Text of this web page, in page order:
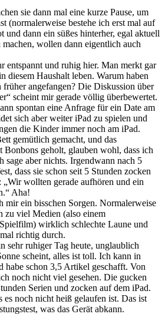
sie dann mal eine kurze Pause, um
(normalerweise bestehe ich erst mal auf
und dann ein süßes hinterher, egal aktuell
wollen dann eigentlich auch
entspannt und ruhig hier. Man merkt gar
diesem Haushalt leben. Warum haben
angefangen? Die Diskussion über
scheint mir gerade völlig überbewertet.
spontan eine Anfrage für ein Date am
sich aber weiter iPad zu spielen und
die Kinder immer noch am iPad.
gemütlich gemacht, und das
Bonbons geholt, glauben wohl, dass ich
sage aber nichts. Irgendwann nach 5
dass sie schon seit 5 Stunden zocken
„Wir wollten gerade aufhören und ein
Aha!
mir ein bisschen Sorgen. Normalerweise
zu viel Medien (also einem
wirklich schlechte Laune und
richtig durch.
sehr ruhiger Tag heute, unglaublich
scheint, alles ist toll. Ich kann in
habe schon 3,5 Artikel geschafft. Von
noch nicht viel gesehen. Die gucken
Serien und zocken auf dem iPad.
es noch nicht heiß gelaufen ist. Das ist
was das Gerät abkann.